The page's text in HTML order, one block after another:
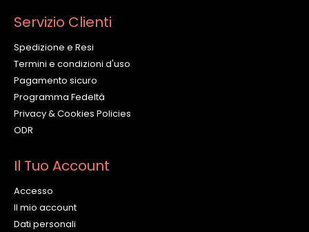
Servizio Clienti
Spedizione e Resi
Termini e condizioni d'uso
Pagamento sicuro
Programma Fedeltà
Privacy & Cookies Policies
ODR
Il Tuo Account
Accesso
Il mio account
Dati personali